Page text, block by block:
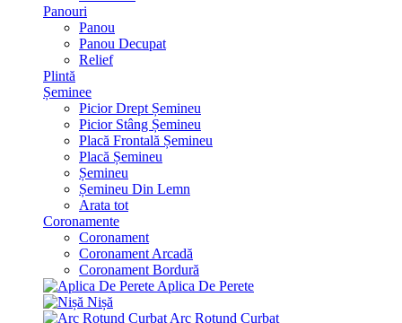
Panouri
Panou
Panou Decupat
Relief
Plintă
Șeminee
Picior Drept Șemineu
Picior Stâng Șemineu
Placă Frontală Șemineu
Placă Șemineu
Șemineu
Șemineu Din Lemn
Arata tot
Coronamente
Coronament
Coronament Arcadă
Coronament Bordură
Aplica De Perete
Nișă
Arc Rotund Curbat